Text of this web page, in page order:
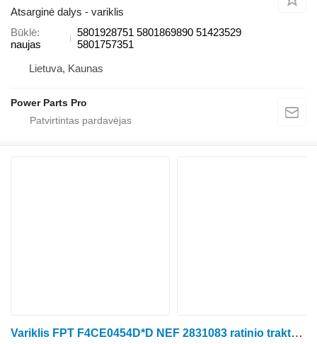
Atsarginė dalys - variklis
Būklė
naujas
5801928751 5801869890 51423529
5801757351
Lietuva, Kaunas
Power Parts Pro
Variklis FPT F4CE0454D*D NEF 2831083 ratinio traktoriaus New Holland TL100A, TL90A